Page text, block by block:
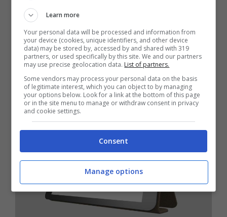
modo analitico, circostanziato e
documentato
accertamento sia rispettosa della normativa
fiscale – allora dovrà pagare le conseguenze
dell’azione illecita.
Learn more
Your personal data will be processed and information from
your device (cookies, unique identifiers, and other device
data) may be stored by, accessed by and shared with 319
partners, or used specifically by this site. We and our partners
may use precise geolocation data. List of partners.
Some vendors may process your personal data on the basis
of legitimate interest, which you can object to by managing
your options below. Look for a link at the bottom of this page
or in the site menu to manage or withdraw consent in privacy
and cookie settings.
Consent
Manage options